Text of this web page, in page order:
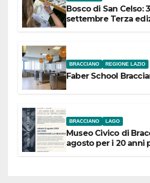
Bosco di San Celso:
settembre Terza
BRACCIANO REGIONE LAZIO
Faber School
BRACCIANO LAGO
Museo Civico di
agosto per i 20 anni